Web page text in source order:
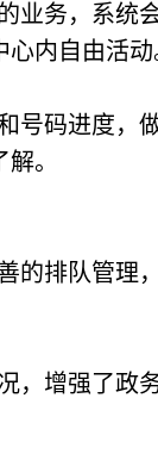
业务，系统
内自由活动
号码进度，
。
的排队管理，
，增强了政